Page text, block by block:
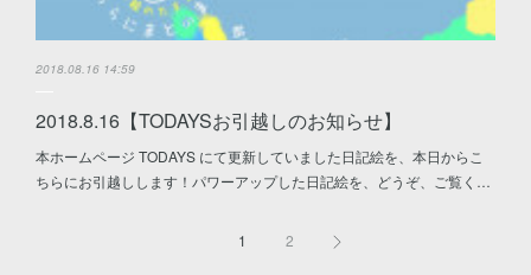
2018.08.16 14:59
2018.8.16【TODAYSお引越しのお知らせ】
本ホームページ TODAYS にて更新していました日記絵を、本日からこ
ちらにお引越しします！パワーアップした日記絵を、どうぞ、ご覧く…
1 2